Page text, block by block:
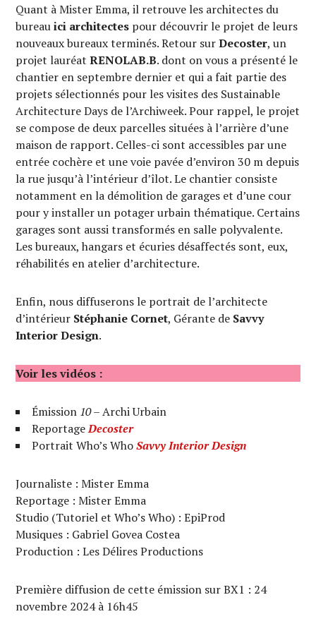
Quant à Mister Emma, il retrouve les architectes du
bureauici architectes pour découvrir le projet de leurs
nouveaux bureaux terminés. Retour surDecoster, un
projet lauréatRENOLAB.B. dont on vous a présenté le
chantier en septembre dernier et qui a fait partie des
projets sélectionnés pour les visites des Sustainable
Architecture Days de l’Archiweek. Pour rappel, le projet
se compose de deux parcelles situées à l’arrière d’une
maison de rapport. Celles-ci sont accessibles par une
entrée cochère et une voie pavée d’environ 30 m depuis
la rue jusqu’à l’intérieur d’îlot. Le chantier consiste
notamment en la démolition de garages et d’une cour
pour y installer un potager urbain thématique. Certains
garages sont aussi transformés en salle polyvalente.
Les bureaux, hangars et écuries désaffectés sont, eux,
réhabilités en atelier d’architecture.
Enfin, nous diffuserons le portrait de l’architecte
d’intérieur Stéphanie Cornet, Gérante de Savvy
Interior Design.
Voir les vidéos :
Émission 10– Archi Urbain
ReportageDecoster
Portrait Who’s WhoSavvy Interior Design
Journaliste : Mister Emma
Reportage : Mister Emma
Studio (Tutoriel et Who’s Who) : EpiProd
Musiques : Gabriel Govea Costea
Production : Les Délires Productions
Première diffusion de cette émission sur BX1 : 24
novembre 2024 à 16h45